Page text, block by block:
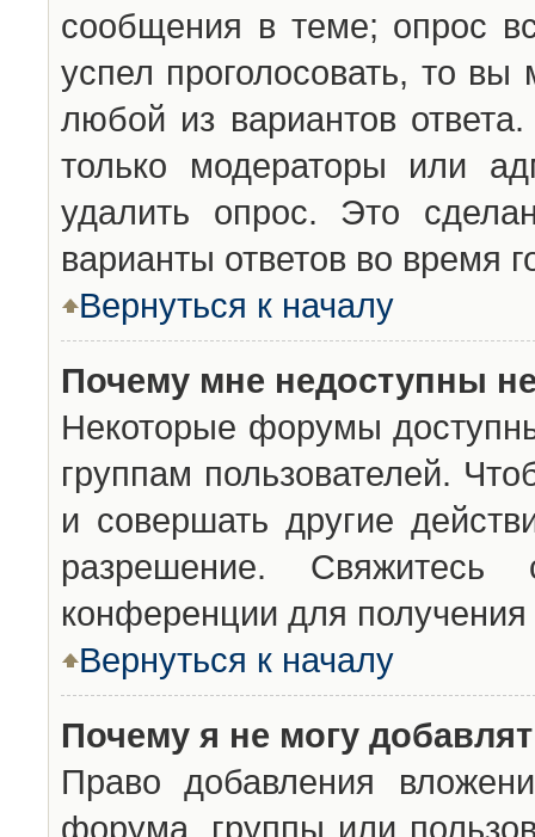
сообщения в теме; опрос
успел проголосовать, то вы
любой из вариантов
только модераторы или
удалить опрос. Это
варианты ответов во время
Вернуться к началу
Почему мне недоступны
Некоторые форумы
группам пользователей.
и совершать другие
разрешение. Свяжитесь
конференции для получения
Вернуться к началу
Почему я не могу
Право добавления
форума, группы или